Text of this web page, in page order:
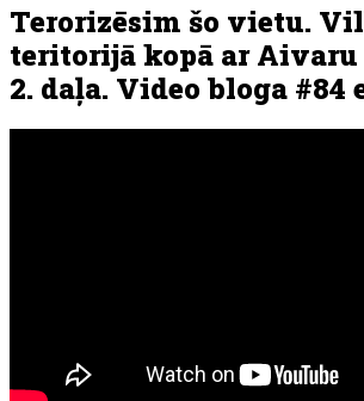
Terorizēsim šo vietu.
teritorijā kopā ar
2. daļa. Video bloga #84